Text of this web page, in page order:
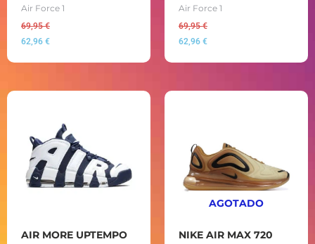
Air Force 1
69,95€
62,96 €
Air Force 1
69,95€
62,96 €
AIR MORE UPTEMPO
AGOTADO
NIKE AIR MAX 720